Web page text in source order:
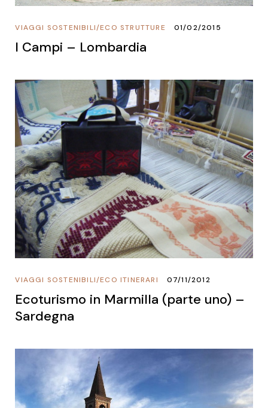
ECO STRUTTURE
/
VIAGGI SOSTENIBILI 01/02/2015
I Campi – Lombardia
ECO ITINERARI
/
VIAGGI SOSTENIBILI 07/11/2012
Ecoturismo in Marmilla (parte uno) –
Sardegna